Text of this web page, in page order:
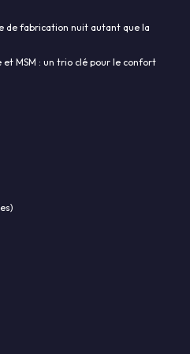
de fabrication nuit autant que la
MSM : un trio clé pour le confort